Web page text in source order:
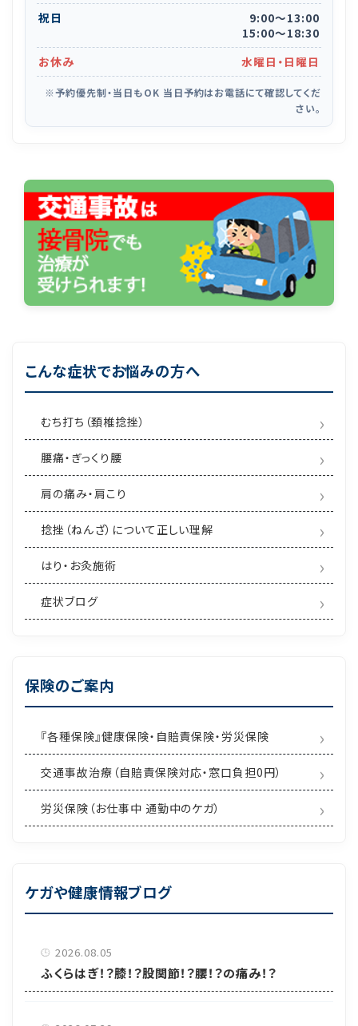
祝日
9:00〜13:00
15:00〜18:30
お休み
水曜日・日曜日
※予約優先制・当日もOK 当日予約はお電話にて確認してくだ
さい。
こんな症状でお悩みの方へ
むち打ち（頚椎捻挫）
腰痛・ぎっくり腰
肩の痛み・肩こり
捻挫（ねんざ）について正しい理解
はり・お灸施術
症状ブログ
保険のご案内
『各種保険』健康保険・自賠責保険・労災保険
交通事故治療（自賠責保険対応・窓口負担0円）
労災保険（お仕事中 通勤中のケガ）
ケガや健康情報ブログ
2026.08.05
ふくらはぎ！？膝！？股関節！？腰！？の痛み！？